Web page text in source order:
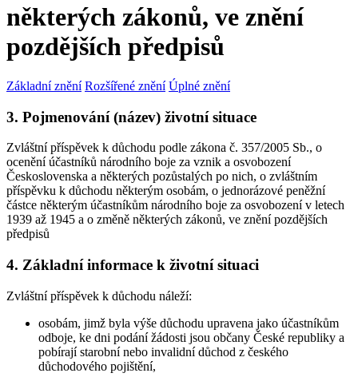
některých zákonů, ve znění
pozdějších předpisů
Základní znění Rozšířené znění Úplné znění
3. Pojmenování (název) životní situace
Zvláštní příspěvek k důchodu podle zákona č. 357/2005 Sb., o
ocenění účastníků národního boje za vznik a osvobození
Československa a některých pozůstalých po nich, o zvláštním
příspěvku k důchodu některým osobám, o jednorázové peněžní
částce některým účastníkům národního boje za osvobození v letech
1939 až 1945 a o změně některých zákonů, ve znění pozdějších
předpisů
4. Základní informace k životní situaci
Zvláštní příspěvek k důchodu náleží:
osobám, jimž byla výše důchodu upravena jako účastníkům
odboje, ke dni podání žádosti jsou občany České republiky a
pobírají starobní nebo invalidní důchod z českého
důchodového pojištění,